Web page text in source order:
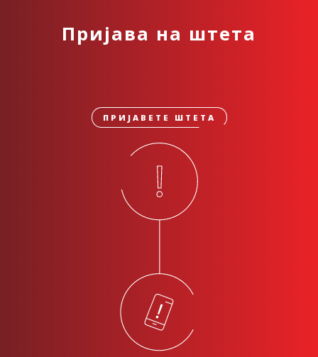
Пријава на штета
ПРИЈАВЕТЕ ШТЕТА